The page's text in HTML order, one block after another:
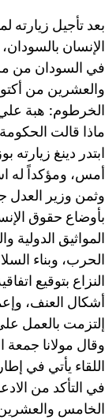
بعد تأجيل
الإنسان
في السودان من
والعشرين من
الخرطوم: هبة
ماذا قالت
ابتدر دينغ
أمس، ومؤكداً له
وثمن وزير العدل
بأوضاع حقوق
الحرب، وبناء
أشكال العنف،
إلتزمت بالعمل
وقال مولانا جمعة
اللقاء يأتي في
في التأكد من